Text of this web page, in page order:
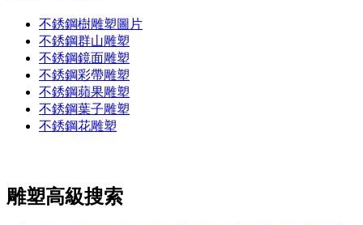
不銹鋼樹雕塑圖片
不銹鋼群山雕塑
不銹鋼鏡面雕塑
不銹鋼彩帶雕塑
不銹鋼蘋果雕塑
不銹鋼葉子雕塑
不銹鋼花雕塑
雕塑高級搜索